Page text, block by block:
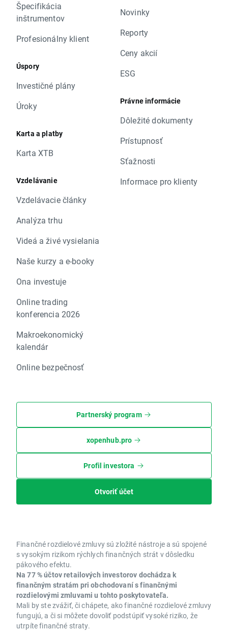
Špecifikácia
inštrumentov
Profesionálny klient
Úspory
Investičné plány
Úroky
Karta a platby
Karta XTB
Vzdelávanie
Vzdelávacie články
Analýza trhu
Videá a živé vysielania
Naše kurzy a e-booky
Ona investuje
Online trading
konferencia 2026
Makroekonomický
kalendár
Online bezpečnosť
Novinky
Reporty
Ceny akcií
ESG
Právne informácie
Dôležité dokumenty
Prístupnosť
Sťažnosti
Informace pro klienty
Partnerský program
xopenhub.pro
Profil investora
Otvoriť účet
Finančné rozdielové zmluvy sú zložité nástroje a sú spojené
s vysokým rizikom rýchlych finančných strát v dôsledku
pákového efektu.
Na 77 % účtov retailových investorov dochádza k
finančným stratám pri obchodovaní s finančnými
rozdielovými zmluvami u tohto poskytovateľa.
Mali by ste zvážiť, či chápete, ako finančné rozdielové zmluvy
fungujú, a či si môžete dovoliť podstúpiť vysoké riziko, že
utrpíte finančné straty.